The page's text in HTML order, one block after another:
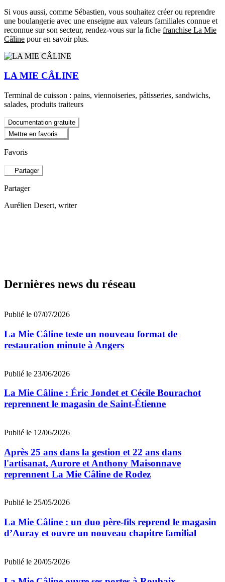
Si vous aussi, comme Sébastien, vous souhaitez créer ou reprendre
une boulangerie avec une enseigne aux valeurs familiales connue et
reconnue sur son secteur, rendez-vous sur la fiche franchise La Mie
Câline pour en savoir plus.
LA MIE CÂLINE
Terminal de cuisson : pains, viennoiseries, pâtisseries, sandwichs,
salades, produits traiteurs
Documentation gratuite
Mettre en favoris
Favoris
Partager
Partager
Aurélien Desert, writer
Dernières news du réseau
Publié le 07/07/2026
La Mie Câline teste un nouveau format de
restauration minute à Angers
Publié le 23/06/2026
La Mie Câline : Éric Jondet et Cécile Bourachot
reprennent le magasin de Saint-Étienne
Publié le 12/06/2026
Après 25 ans dans la gestion et 22 ans dans
l'artisanat, Aurore et Anthony Maisonnave
reprennent La Mie Câline de Rodez
Publié le 25/05/2026
La Mie Câline : un duo père-fils reprend le magasin
d’Auray et ouvre un nouveau chapitre familial
Publié le 20/05/2026